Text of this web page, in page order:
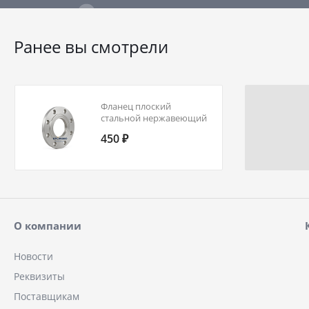
Ранее вы смотрели
Фланец плоский
стальной нержавеющий
ГОСТ 12820-80 Ду 150 Ру
450 ₽
О компании
Новости
Реквизиты
Поставщикам